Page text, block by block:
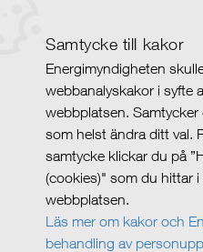
Samtycke till kakor
Energimyndigheten
webbanalyskakor i syfte
webbplatsen.
som helst ändra ditt val.
samtycke klickar du på
(cookies)" som du hittar
webbplatsen.
Läs mer om kakor och
behandling av